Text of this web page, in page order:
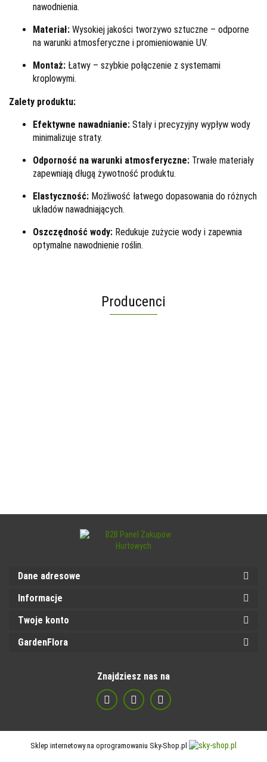
nawodnienia.
Materiał: Wysokiej jakości tworzywo sztuczne – odporne
na warunki atmosferyczne i promieniowanie UV.
Montaż: Łatwy – szybkie połączenie z systemami
kroplowymi.
Zalety produktu:
Efektywne nawadnianie: Stały i precyzyjny wypływ wody
minimalizuje straty.
Odporność na warunki atmosferyczne: Trwałe materiały
zapewniają długą żywotność produktu.
Elastyczność: Możliwość łatwego dopasowania do różnych
układów nawadniających.
Oszczędność wody: Redukuje zużycie wody i zapewnia
optymalne nawodnienie roślin.
Producenci
Dane adresowe
Informacje
Twoje konto
GardenFlora
Znajdziesz nas na
Sklep internetowy na oprogramowaniu Sky-Shop.pl